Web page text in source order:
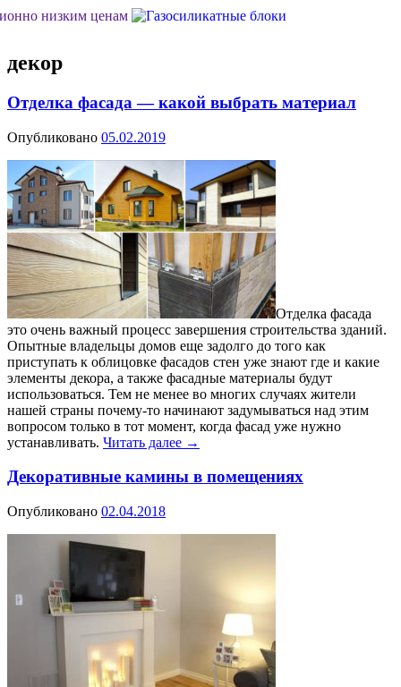
низким ценам
или объект, возможна разгрузка, фурные поставки еще
качественной и недорогой отделки фасада
декор
Отделка фасада — какой выбрать материал
Опубликовано 05.02.2019
Отделка фасада
это очень важный процесс завершения строительства зданий.
Опытные владельцы домов еще задолго до того как
приступать к облицовке фасадов стен уже знают где и какие
элементы декора, а также фасадные материалы будут
использоваться. Тем не менее во многих случаях жители
нашей страны почему-то начинают задумываться над этим
вопросом только в тот момент, когда фасад уже нужно
устанавливать. Читать далее →
Декоративные камины в помещениях
Опубликовано 02.04.2018